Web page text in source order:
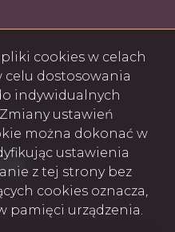
Facebook
Facebook
cookies w celach
celu dostosowania
indywidualnych
ustawień
można dokonać w
ustawienia
z tej strony bez
cookies oznacza,
pamięci urządzenia.